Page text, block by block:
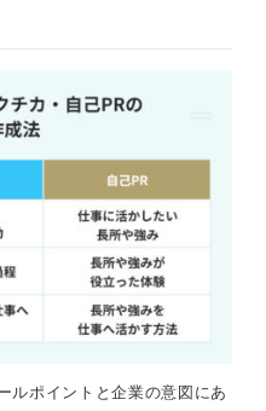
ルポイントと企業の意図にあ